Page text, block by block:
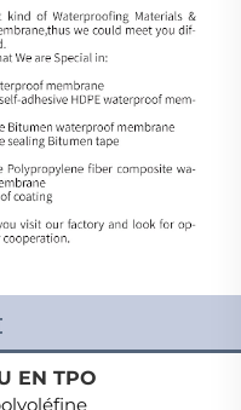
EN TPO